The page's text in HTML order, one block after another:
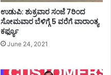
ಉಡುಪಿ: ಶುಕ್ರವಾರ ಸಂಜೆ 7ರಿಂದ
ಸೋಮವಾರ ಬೆಳಿಗ್ಗೆ 5 ವರೆಗೆ ವಾರಾಂತ್ಯ
ಕರ್ಫ್ಯೂ
June 24, 2021